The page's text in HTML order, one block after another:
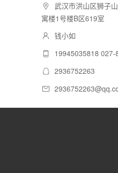
武汉市洪山区狮子
寓楼1号楼B区619室
钱小如
19945035818 027-
2936752263